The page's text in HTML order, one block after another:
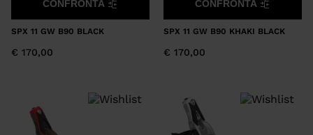
SPX 11 GW B90 BLACK
€ 170,00
CONFRONTA
SPX 11 GW B90 KHAKI BLACK
€ 170,00
CONFRONTA